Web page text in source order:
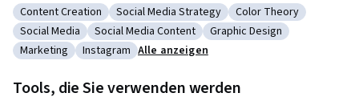
Kategorie: Content Creation
Content Creation Kategorie: Social Media Strategy
Social Media Strategy Kategorie: Color
Color Theory
Kategorie: Social Media
Social Media Kategorie: Social Media Content
Social Media Content Kategorie: Graphic Design
Graphic Design
Kategorie: Marketing
Marketing Kategorie: Instagram
Instagram Alle anzeigen
Tools, die Sie verwenden werden